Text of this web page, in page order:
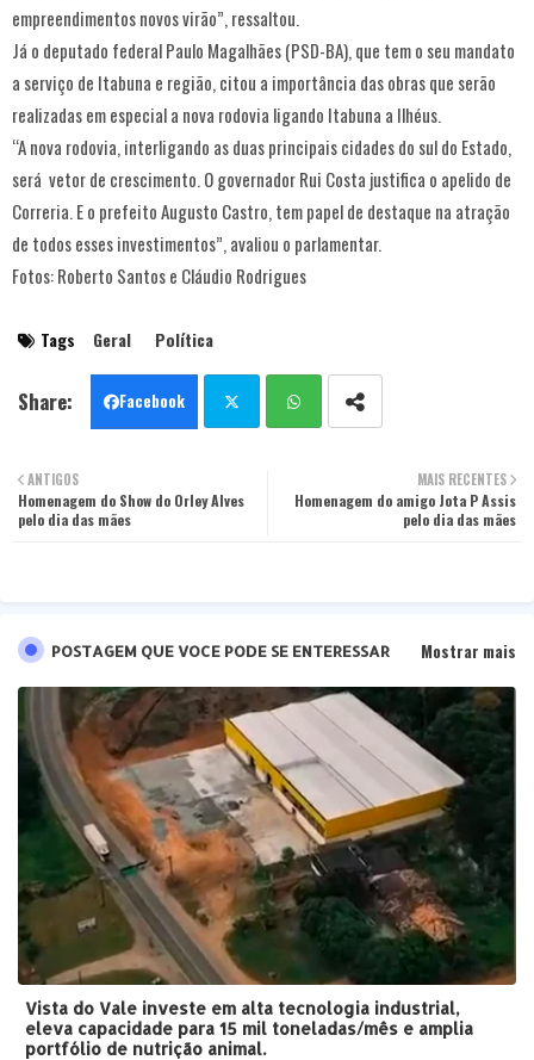
empreendimentos novos virão”, ressaltou.
Já o deputado federal Paulo Magalhães (PSD-BA), que tem o seu mandato
a serviço de Itabuna e região, citou a importância das obras que serão
realizadas em especial a nova rodovia ligando Itabuna a Ilhéus.
“A nova rodovia, interligando as duas principais cidades do sul do Estado,
será vetor de crescimento. O governador Rui Costa justifica o apelido de
Correria. E o prefeito Augusto Castro, tem papel de destaque na atração
de todos esses investimentos”, avaliou o parlamentar.
Fotos: Roberto Santos e Cláudio Rodrigues
Tags Geral Política
Facebook
ter tsa
MAIS RECENTES
Homenagem do amigo Jota P Assis
pelo dia das mães
ANTIGOS
Homenagem do Show do Orley Alves
pelo dia das mães
POSTAGEM QUE VOCE PODE SE ENTERESSAR Mostrar mais
Vista do Vale investe em alta tecnologia industrial,
eleva capacidade para 15 mil toneladas/mês e amplia
portfólio de nutrição animal.